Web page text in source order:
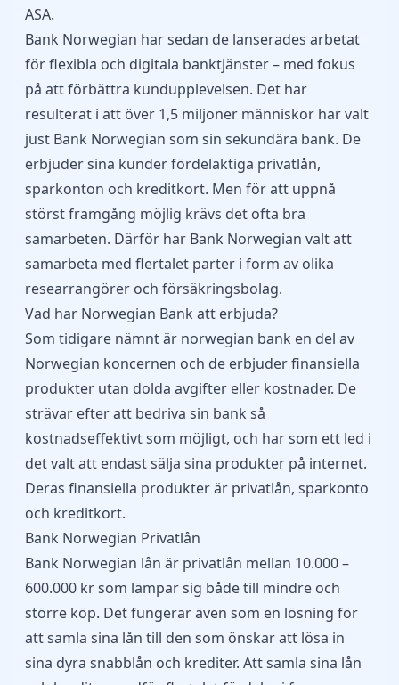
ASA.
Bank Norwegian har sedan de lanserades arbetat
för flexibla och digitala banktjänster – med fokus
på att förbättra kundupplevelsen. Det har
resulterat i att över 1,5 miljoner människor har valt
just Bank Norwegian som sin sekundära bank. De
erbjuder sina kunder fördelaktiga privatlån,
sparkonton och kreditkort. Men för att uppnå
störst framgång möjlig krävs det ofta bra
samarbeten. Därför har Bank Norwegian valt att
samarbeta med flertalet parter i form av olika
researrangörer och försäkringsbolag.
Vad har Norwegian Bank att erbjuda?
Som tidigare nämnt är norwegian bank en del av
Norwegian koncernen och de erbjuder finansiella
produkter utan dolda avgifter eller kostnader. De
strävar efter att bedriva sin bank så
kostnadseffektivt som möjligt, och har som ett led i
det valt att endast sälja sina produkter på internet.
Deras finansiella produkter är privatlån, sparkonto
och kreditkort.
Bank Norwegian Privatlån
Bank Norwegian lån är privatlån mellan 10.000 –
600.000 krsom lämpar sig både till mindre och
större köp. Det fungerar även som en lösning för
att samla sina lån till den som önskar att lösa in
sina dyra snabblån och krediter. Att samla sina lån